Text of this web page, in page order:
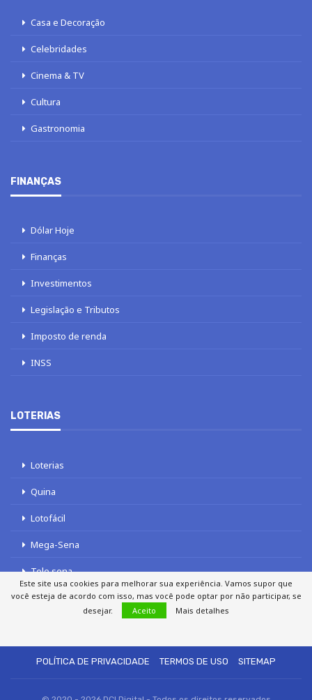
Casa e Decoração
Celebridades
Cinema & TV
Cultura
Gastronomia
FINANÇAS
Dólar Hoje
Finanças
Investimentos
Legislação e Tributos
Imposto de renda
INSS
LOTERIAS
Loterias
Quina
Lotofácil
Mega-Sena
Tele sena
POLÍTICA DE PRIVACIDADE
TERMOS DE USO SITEMAP
Este site usa cookies para melhorar sua experiência. Vamos supor que
você esteja de acordo com isso, mas você pode optar por não participar, se
desejar.
Aceito Mais detalhes